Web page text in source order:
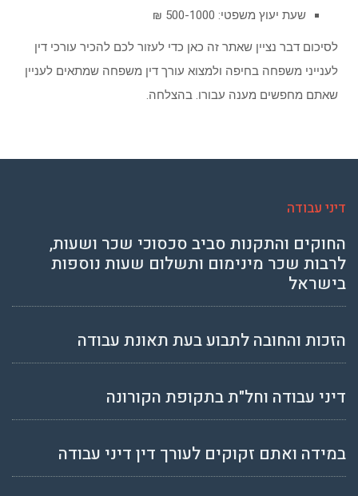
שעת יעוץ משפטי: 500-1000 ₪
לסיכום דבר נציין שאתר זה כאן כדי לעזור לכם להכיר עורכי דין
לענייני משפחה בחיפה ולמצוא עורך דין משפחה שמתאים לעניין
שאתם מחפשים מענה עבורו. בהצלחה.
דיני עבודה
החוקים והתקנות סביב סכסוכי שכר ושעות,
לרבות שכר מינימום ותשלום שעות נוספות
בישראל
הזכות והחובה לתבוע בעת תאונת עבודה
דיני עבודה וחל"ת בתקופת הקורונה
במידה ואתם זקוקים לעורך דין דיני עבודה